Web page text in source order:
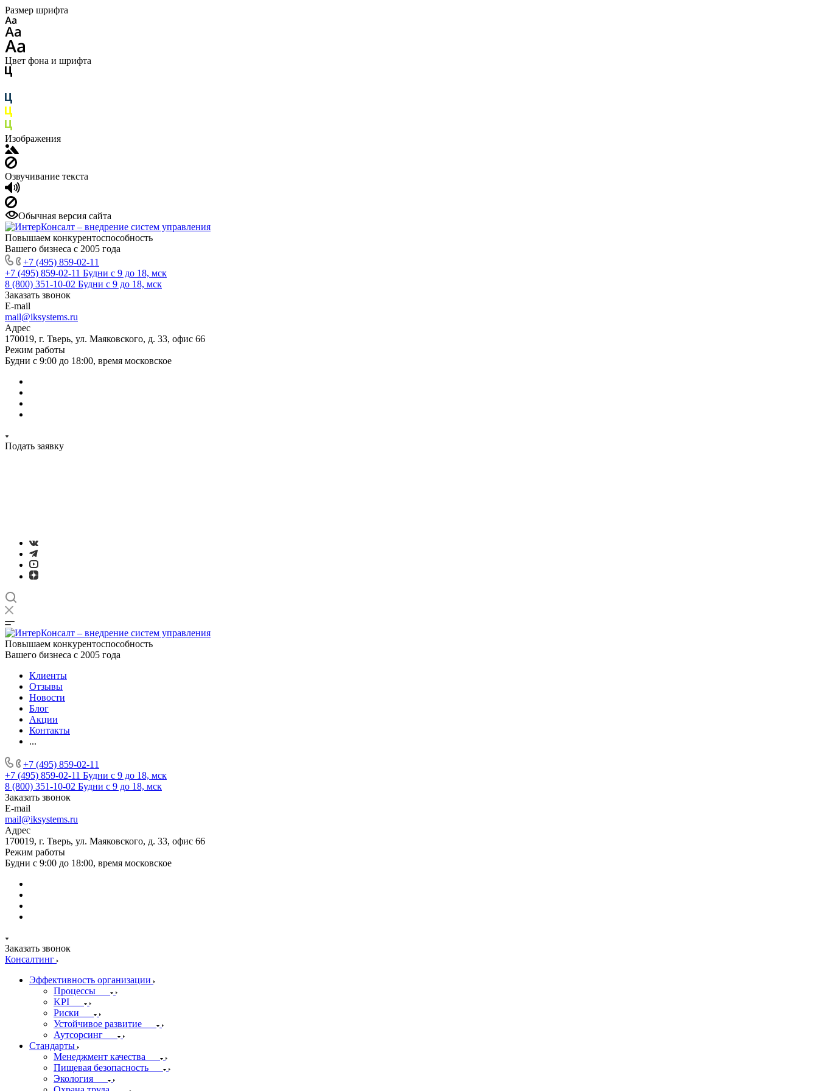
Размер шрифта
Цвет фона и шрифта
Изображения
Озвучивание текста
Обычная версия сайта
Повышаем конкурентоспособность
Вашего бизнеса с 2005 года
+7 (495) 859-02-11
+7 (495) 859-02-11 Будни с 9 до 18, мск
8 (800) 351-10-02 Будни с 9 до 18, мск
Заказать звонок
E-mail
mail@iksystems.ru
Адрес
170019, г. Тверь, ул. Маяковского, д. 33, офис 66
Режим работы
Будни с 9:00 до 18:00, время московское
Подать заявку
Повышаем конкурентоспособность
Вашего бизнеса с 2005 года
Клиенты
Отзывы
Новости
Блог
Акции
Контакты
...
+7 (495) 859-02-11
+7 (495) 859-02-11 Будни с 9 до 18, мск
8 (800) 351-10-02 Будни с 9 до 18, мск
Заказать звонок
E-mail
mail@iksystems.ru
Адрес
170019, г. Тверь, ул. Маяковского, д. 33, офис 66
Режим работы
Будни с 9:00 до 18:00, время московское
Заказать звонок
Консалтинг
Эффективность организации
Процессы
KPI
Риски
Устойчивое развитие
Аутсорсинг
Стандарты
Менеджмент качества
Пищевая безопасность
Экология